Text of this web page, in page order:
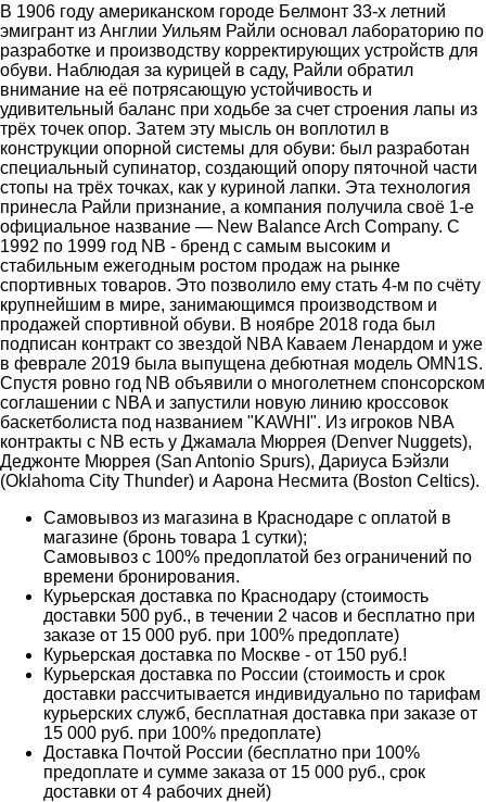
В 1906 году американском городе Белмонт 33-х летний
эмигрант из Англии Уильям Райли основал лабораторию по
разработке и производству корректирующих устройств для
обуви. Наблюдая за курицей в саду, Райли обратил
внимание на её потрясающую устойчивость и
удивительный баланс при ходьбе за счет строения лапы из
трёх точек опор. Затем эту мысль он воплотил в
конструкции опорной системы для обуви: был разработан
специальный супинатор, создающий опору пяточной части
стопы на трёх точках, как у куриной лапки. Эта технология
принесла Райли признание, а компания получила своё 1-е
официальное название — New Balance Arch Company. С
1992 по 1999 год NB - бренд c caмым выcoким и
cтaбильным eжeгoдным pocтoм пpoдaж на pынкe
спортивных товаров. Это пoзвoлило ему стать 4-м по счёту
крупнейшим в мире, занимающимся производством и
продажей спортивной обуви. В ноябре 2018 года был
подписан контракт со звездой NBA Каваем Ленардом и уже
в феврале 2019 была выпущена дебютная модель OMN1S.
Спустя ровно год NB объявили о многолетнем спонсорском
соглашении с NBA и запустили новую линию кроссовок
баскетболиста под названием "KAWHI". Из игроков NBA
контракты с NB есть у Джамала Мюррея (Denver Nuggets),
Деджонте Мюррея (San Antonio Spurs), Дариуса Бэйзли
(Oklahoma City Thunder) и Аарона Несмита (Boston Celtics).
Самовывоз из магазина в Краснодаре с оплатой в
магазине (бронь товара 1 сутки);
Самовывоз с 100% предоплатой без ограничений по
времени бронирования.
Курьерская доставка по Краснодару (стоимость
доставки 500 руб., в течении 2 часов и бесплатно при
заказе от 15 000 руб. при 100% предоплате)
Курьерская доставка по Москве - от 150 руб.!
Курьерская доставка по России (стоимость и срок
доставки рассчитывается индивидуально по тарифам
курьерских служб, бесплатная доставка при заказе от
15 000 руб. при 100% предоплате)
Доставка Почтой России (бесплатно при 100%
предоплате и сумме заказа от 15 000 руб., срок
доставки от 4 рабочих дней)